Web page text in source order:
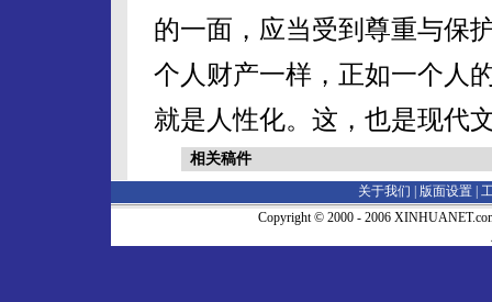
的一面，应当受到尊重与保
个人财产一样，正如一个人
就是人性化。这，也是现代
相关稿件
关于我们 | 版面设置
Copyright © 2000 - 2006